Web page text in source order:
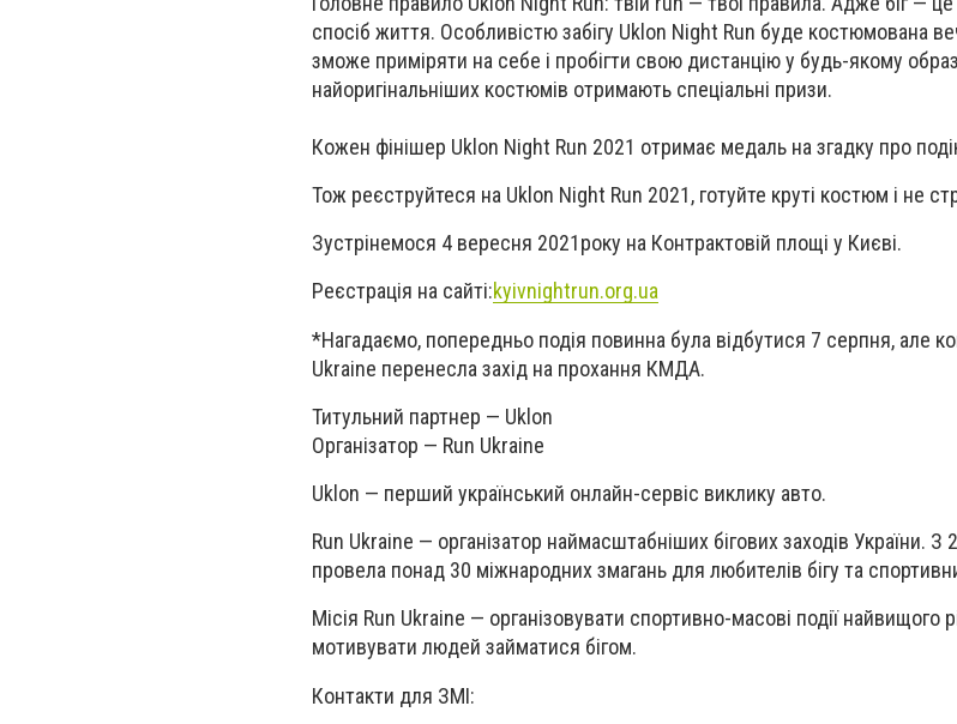
спосіб життя. Особливістю забігу Uklon Night Run буде костюмована
зможе приміряти на себе і пробігти свою дистанцію у будь-якому
найоригінальніших костюмів отримають спеціальні призи.
Кожен фінішер Uklon Night Run 2021 отримає медаль на згадку про
Тож реєструйтеся на Uklon Night Run 2021, готуйте круті костюм і не
Зустрінемося 4 вересня 2021року на Контрактовій площі у Києві.
Реєстрація на сайті:kyivnightrun.org.ua
*Нагадаємо, попередньо подія повинна була відбутися 7 серпня, але
Ukraine перенесла захід на прохання КМДА.
Титульний партнер — Uklon
Організатор — Run Ukraine
Uklon — перший український онлайн-сервіс виклику авто.
Run Ukraine — організатор наймасштабніших бігових заходів України. З
провела понад 30 міжнародних змагань для любителів бігу та
Місія Run Ukraine — організовувати спортивно-масові події найвищого
мотивувати людей займатися бігом.
Контакти для ЗМІ: